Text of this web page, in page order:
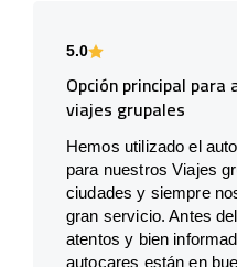
5.0
Opción principal
viajes grupales
Hemos utilizado el
para nuestros Viajes
ciudades y siempre
gran servicio. Antes
atentos y bien
autocares están en